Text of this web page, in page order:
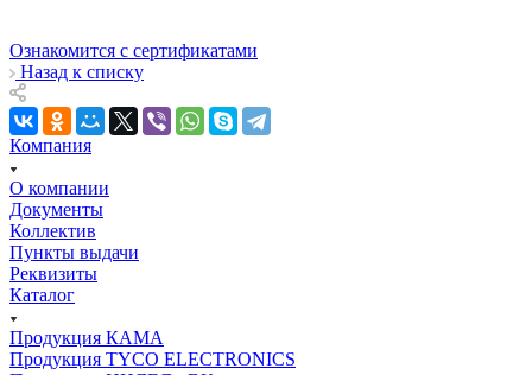
Ознакомится с сертификатами
Назад к списку
Компания
О компании
Документы
Коллектив
Пункты выдачи
Реквизиты
Каталог
Продукция КАМА
Продукция TYCO ELECTRONICS